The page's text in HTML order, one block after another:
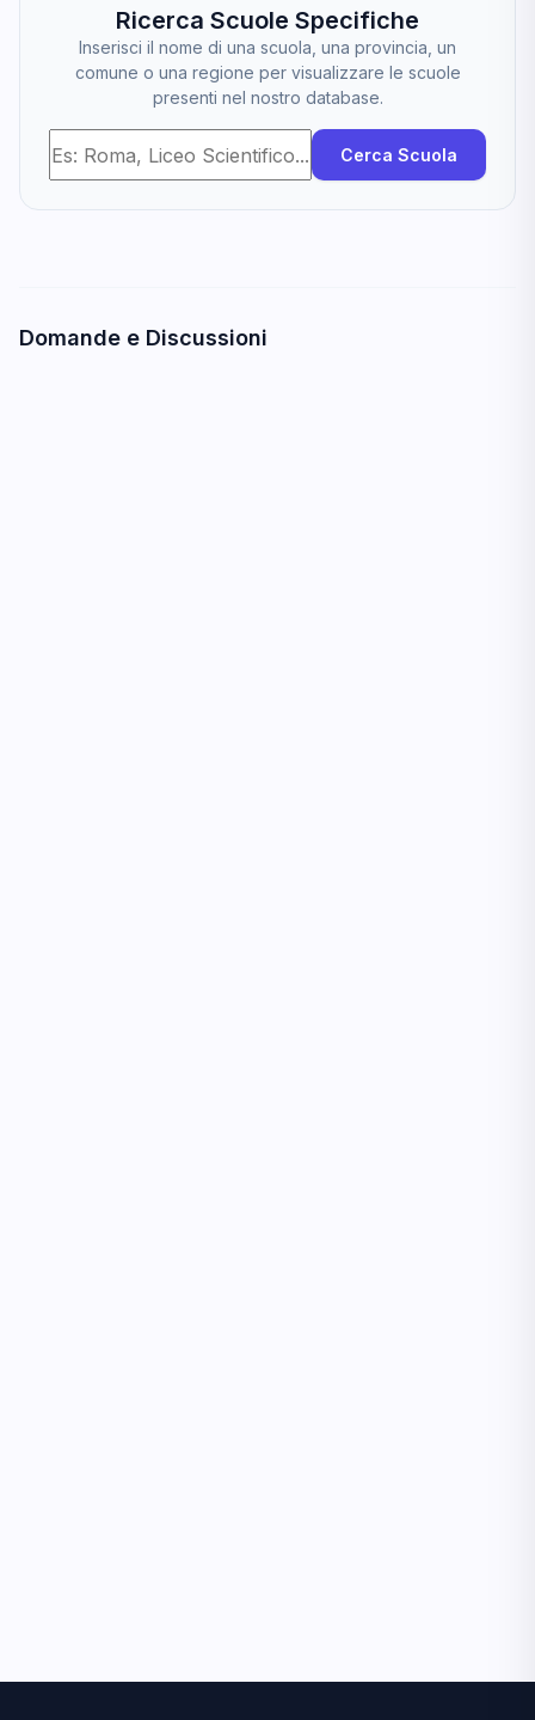
Ricerca Scuole Specifiche
Inserisci il nome di una scuola, una provincia, un
comune o una regione per visualizzare le scuole
presenti nel nostro database.
Cerca Scuola
Domande e Discussioni